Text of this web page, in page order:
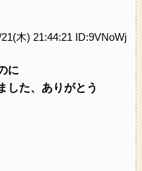
木) 21:44:21 ID:9VNoWj
に
した、ありがとう